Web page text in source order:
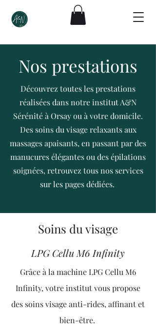
Nos prestations
Découvrez toutes les prestations
réalisées dans notre institut A&N
Sérénité à Orsay ou à votre domicile.
Des soins du visage relaxants aux
massages apaisants, en passant par des
manucures élégantes ou des épilations
soignées, retrouvez tous nos services
sur les pages dédiées.
Soins du visage
LPG Cellu M6 Infinity
Grâce à la machine LPG Cellu M6
Infinity, votre institut vous propose
des soins visage anti-rides, affinant et
bien-être.